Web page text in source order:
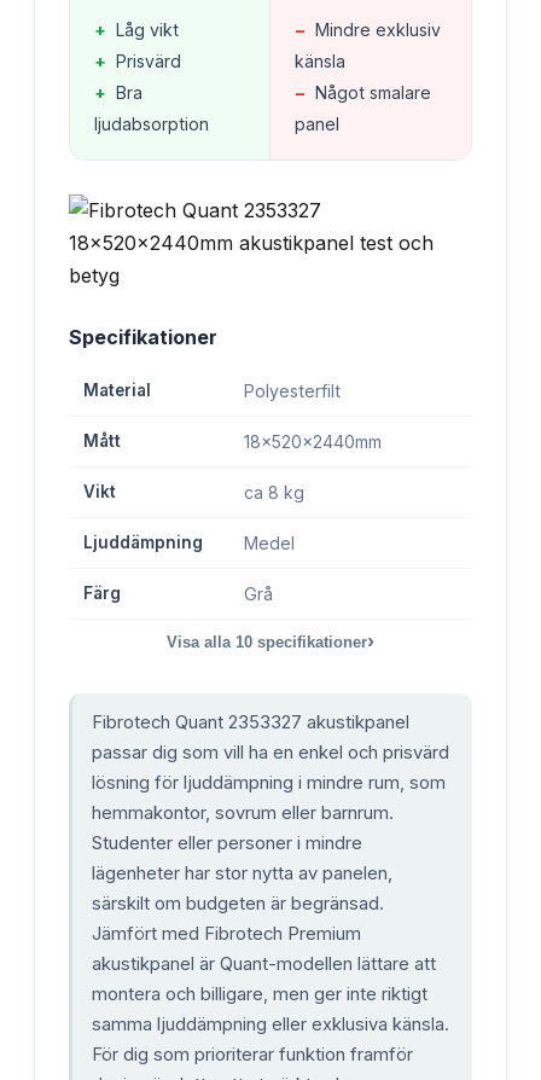
+ Låg vikt
+ Prisvärd
+ Bra
ljudabsorption
− Mindre exklusiv
känsla
− Något smalare
panel
Specifikationer
Material Polyesterfilt
Mått 18x520x2440mm
Vikt ca 8 kg
Ljuddämpning Medel
Färg Grå
Visa alla 10 specifikationer›
Fibrotech Quant 2353327 akustikpanel
passar dig som vill ha en enkel och prisvärd
lösning för ljuddämpning i mindre rum, som
hemmakontor, sovrum eller barnrum.
Studenter eller personer i mindre
lägenheter har stor nytta av panelen,
särskilt om budgeten är begränsad.
Jämfört med Fibrotech Premium
akustikpanel är Quant-modellen lättare att
montera och billigare, men ger inte riktigt
samma ljuddämpning eller exklusiva känsla.
För dig som prioriterar funktion framför